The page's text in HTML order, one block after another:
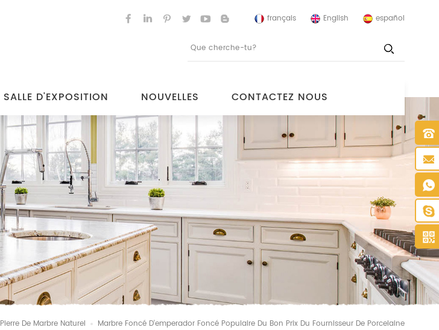
français English español
SALLE D'EXPOSITION NOUVELLES CONTACTEZ NOUS
Pierre De Marbre Naturel Marbre Foncé D'emperador Foncé Populaire Du Bon Prix Du Fournisseur De Porcelaine